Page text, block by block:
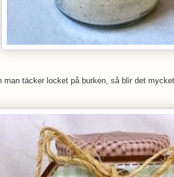
man täcker locket på burken, så blir det